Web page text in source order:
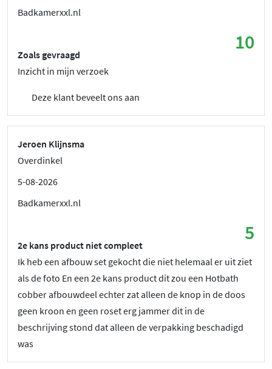
Badkamerxxl.nl
10
Zoals gevraagd
Inzicht in mijn verzoek
Deze klant beveelt ons aan
Jeroen Klijnsma
Overdinkel
5-08-2026
Badkamerxxl.nl
5
2e kans product niet compleet
Ik heb een afbouw set gekocht die niet helemaal er uit ziet
als de foto En een 2e kans product dit zou een Hotbath
cobber afbouwdeel echter zat alleen de knop in de doos
geen kroon en geen roset erg jammer dit in de
beschrijving stond dat alleen de verpakking beschadigd
was